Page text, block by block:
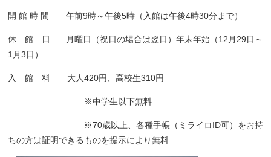
開 館 時 間 午前9時～午後5時（入館は午後4時30分まで）
休 館 日 月曜日（祝日の場合は翌日）年末年始（12月29日～
1月3日）
入 館 料 大人420円、高校生310円
※中学生以下無料
※70歳以上、各種手帳（ミライロID可）をお持
ちの方は証明できるものを提示により無料